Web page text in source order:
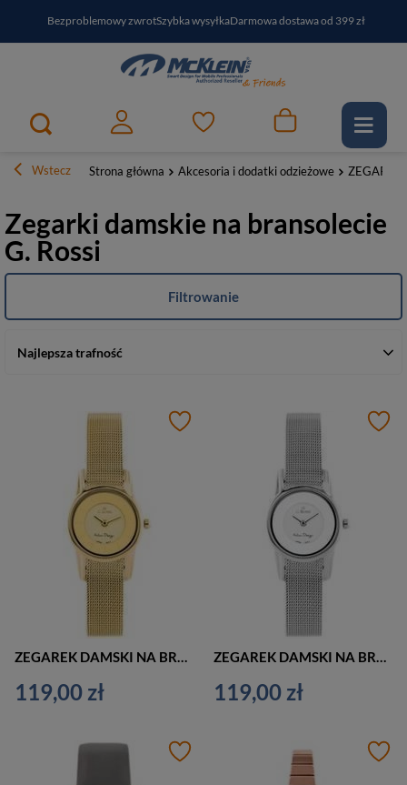
Bezproblemowy zwrotSzybka wysyłkaDarmowa dostawa od 399 zł
PayPo - kup i zapłać za30 dniZapisz się do newslettera i odbierz RABAT
Wstecz Strona główna Akcesoria i dodatki odzieżowe ZEGARKI
Zegarki damskie na bransolecie
G. Rossi
Najlepsza trafność
Filtrowanie
ZEGAREK DAMSKI NA BRANSOLECIE ZŁOTY G. ROSSI - 11920B (zg724d) + BOX
119,00 zł
ZEGAREK DAMSKI NA BRANSOLECIE SREBRNY G. ROSSI - 11920B (zg724a) + BOX
119,00 zł